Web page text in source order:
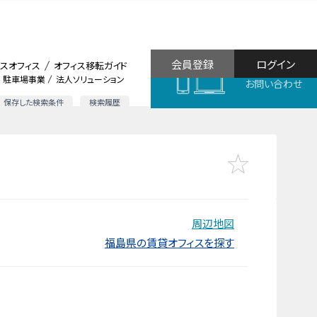
駐車場事業 法人ソリューション
保存した検索条件 検索履歴
オフィス オフィス移転ガイド
お問い合わせ
ログイン
会員登録
周辺地図
福島県の賃貸オフィスを探す